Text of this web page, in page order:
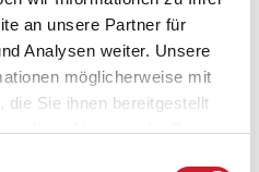
an unsere Partner für
Analysen weiter. Unsere
möglicherweise mit
die Sie ihnen bereitgestellt
Ihrer Nutzung der Dienste